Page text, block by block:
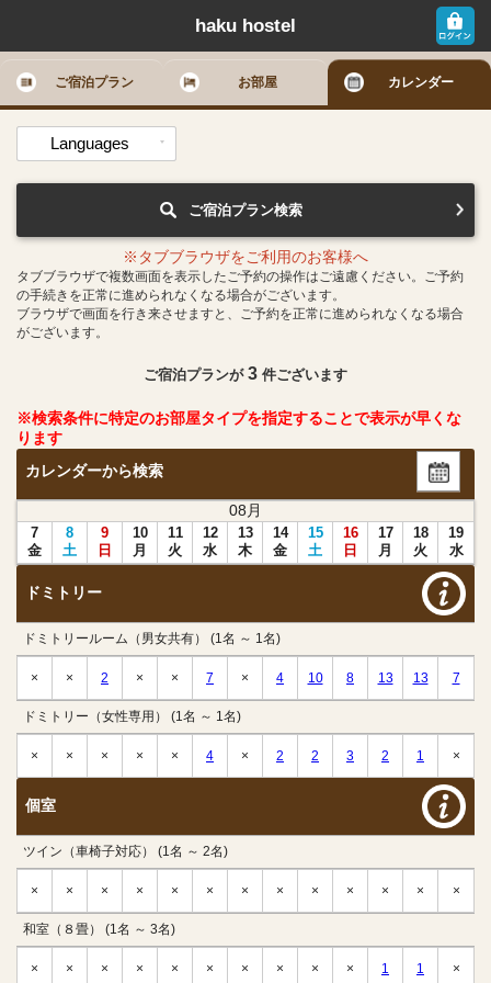
haku hostel
ご宿泊プラン お部屋 カレンダー
Languages
ご宿泊プラン検索
※タブブラウザをご利用のお客様へ
タブブラウザで複数画面を表示したご予約の操作はご遠慮ください。ご予約
の手続きを正常に進められなくなる場合がございます。
ブラウザで画面を行き来させますと、ご予約を正常に進められなくなる場合
がございます。
ご宿泊プランが 3 件ございます
※検索条件に特定のお部屋タイプを指定することで表示が早くな
ります
カレンダーから検索
08 月
7
金
8
土
9
日
10
月
11
火
12
水
13
木
14
金
15
土
16
日
17
月
18
火
19
水
ドミトリー
ドミトリールーム（男女共有） (1名 ～ 1名)
× × 2 × × 7 × 4 10 8 13 13 7
ドミトリー（女性専用） (1名 ～ 1名)
× × × × × 4 × 2 2 3 2 1 ×
個室
ツイン（車椅子対応） (1名 ～ 2名)
× × × × × × × × × × × × ×
和室（８畳） (1名 ～ 3名)
× × × × × × × × × × 1 1 ×